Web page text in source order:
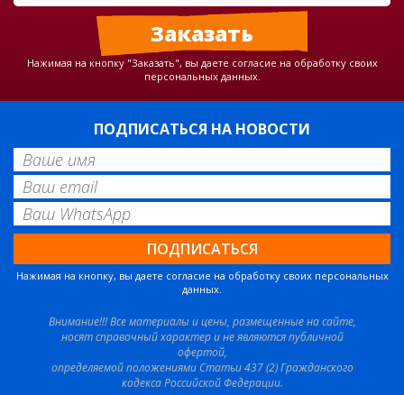
Нажимая на кнопку "Заказать", вы даете согласие на обработку своих
персональных данных.
ПОДПИСАТЬСЯ НА НОВОСТИ
Нажимая на кнопку, вы даете согласие на обработку своих персональных
данных.
Внимание!!! Все материалы и цены, размещенные на сайте,
носят справочный характер и не являются публичной
офертой,
определяемой положениями Статьи 437 (2) Гражданского
кодекса Российской Федерации.